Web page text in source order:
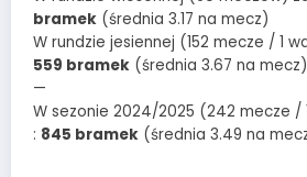
bramek (średnia 3.17 na mecz)
W rundzie jesiennej (152 mecze / 1
559 bramek (średnia 3.67 na mecz)
—
W sezonie 2024/2025 (242 mecze /
: 845 bramek (średnia 3.49 na